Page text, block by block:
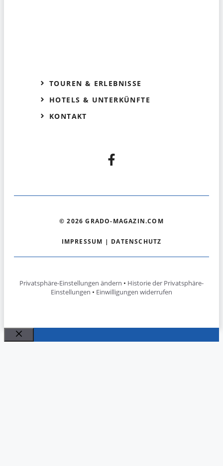
TOUREN & ERLEBNISSE
HOTELS & UNTERKÜNFTE
KONTAKT
© 2026 GRADO-MAGAZIN.COM
IMPRESSUM | DATENSCHUTZ
Privatsphäre-Einstellungen ändern • Historie der Privatsphäre-
Einstellungen • Einwilligungen widerrufen
Schließen